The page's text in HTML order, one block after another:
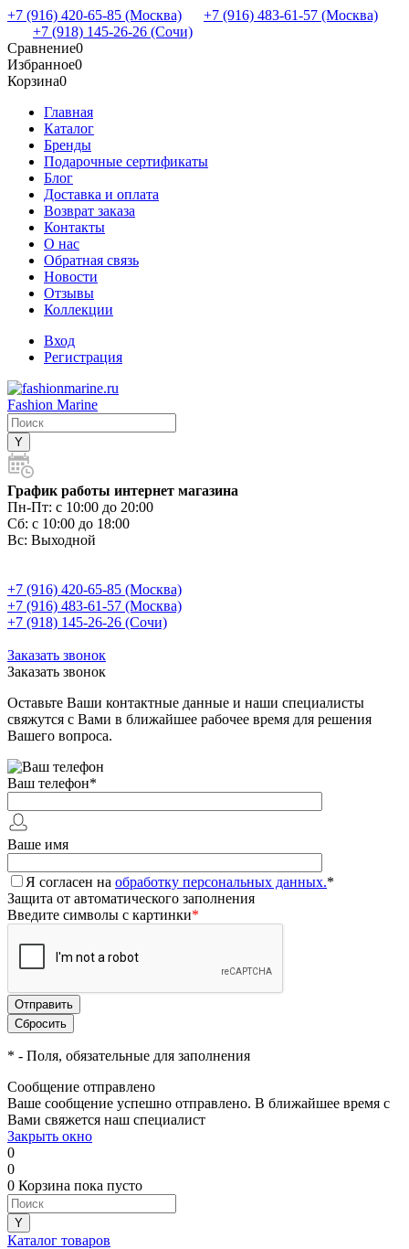
+7 (916) 420-65-85 (Москва)
+7 (916) 483-61-57 (Москва)
+7 (918) 145-26-26 (Сочи)
Сравнение0
Избранное0
Корзина0
Главная
Каталог
Бренды
Подарочные сертификаты
Блог
Доставка и оплата
Возврат заказа
Контакты
О нас
Обратная связь
Новости
Отзывы
Коллекции
Вход
Регистрация
Fashion Marine
График работы интернет магазина
Пн-Пт: с 10:00 до 20:00
Сб: с 10:00 до 18:00
Вс: Выходной
+7 (916) 420-65-85 (Москва)
+7 (916) 483-61-57 (Москва)
+7 (918) 145-26-26 (Сочи)
Заказать звонок
Заказать звонок
Оставьте Ваши контактные данные и наши специалисты
свяжутся с Вами в ближайшее рабочее время для решения
Вашего вопроса.
Ваш телефон*
Ваше имя
Я согласен на обработку персональных данных.*
Защита от автоматического заполнения
Введите символы с картинки*
* - Поля, обязательные для заполнения
Сообщение отправлено
Ваше сообщение успешно отправлено. В ближайшее время с
Вами свяжется наш специалист
Закрыть окно
0
0
0 Корзина пока пусто
Каталог товаров